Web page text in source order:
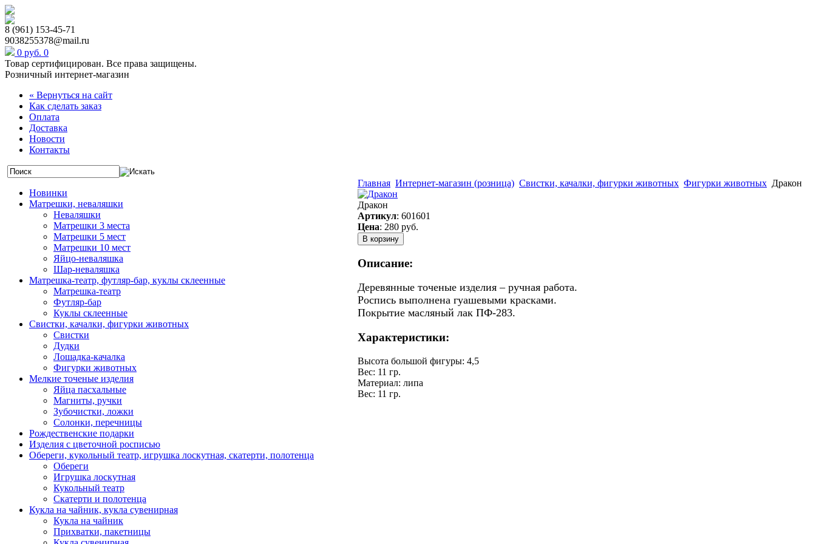
8 (961) 153-45-71
9038255378@mail.ru
0 руб. 0
Товар сертифицирован. Все права защищены.
Розничный интернет-магазин
« Вернуться на сайт
Как сделать заказ
Оплата
Доставка
Новости
Контакты
Новинки
Матрешки, неваляшки
Неваляшки
Матрешки 3 места
Матрешки 5 мест
Матрешки 10 мест
Яйцо-неваляшка
Шар-неваляшка
Матрешка-театр, футляр-бар, куклы склеенные
Матрешка-театр
Футляр-бар
Куклы склеенные
Свистки, качалки, фигурки животных
Свистки
Дудки
Лошадка-качалка
Фигурки животных
Мелкие точеные изделия
Яйца пасхальные
Магниты, ручки
Зубочистки, ложки
Солонки, перечницы
Рождественские подарки
Изделия с цветочной росписью
Обереги, кукольный театр, игрушка лоскутная, скатерти, полотенца
Обереги
Игрушка лоскутная
Кукольный театр
Скатерти и полотенца
Кукла на чайник, кукла сувенирная
Кукла на чайник
Прихватки, пакетницы
Главная Интернет-магазин (розница) Свистки, качалки, фигурки животных Фигурки животных Дракон
Дракон
Артикул: 601601
Цена: 280 руб.
Описание:
Деревянные точеные изделия – ручная работа.
Роспись выполнена гуашевыми красками.
Покрытие масляный лак ПФ-283.
Характеристики:
Высота большой фигуры: 4,5
Вес: 11 гр.
Материал: липа
Вес: 11 гр.